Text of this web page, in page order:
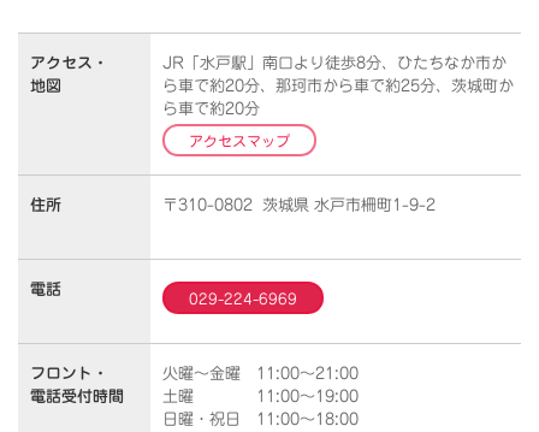
アクセス・
地図
JR「水戸駅」南口より徒歩8分、ひたちなか市か
ら車で約20分、那珂市から車で約25分、茨城町か
ら車で約20分
アクセスマップ
住所 〒310-0802 茨城県 水戸市柵町1-9-2
電話
029-224-6969
フロント・
電話受付時間
火曜～金曜 11:00～21:00
土曜 11:00～19:00
日曜・祝日 11:00～18:00